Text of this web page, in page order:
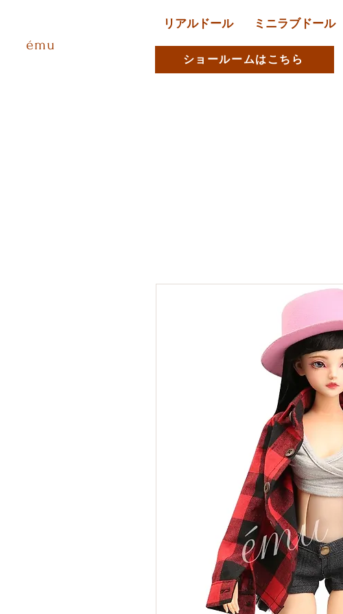
ému
リアルドール ミニラブドール
ショールームはこちら